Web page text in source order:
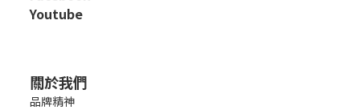
Youtube
關於我們
品牌精神